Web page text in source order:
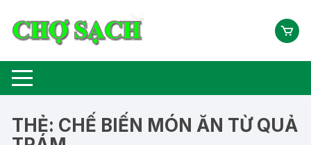
THẺ: CHẾ BIẾN MÓN ĂN TỪ QUẢ